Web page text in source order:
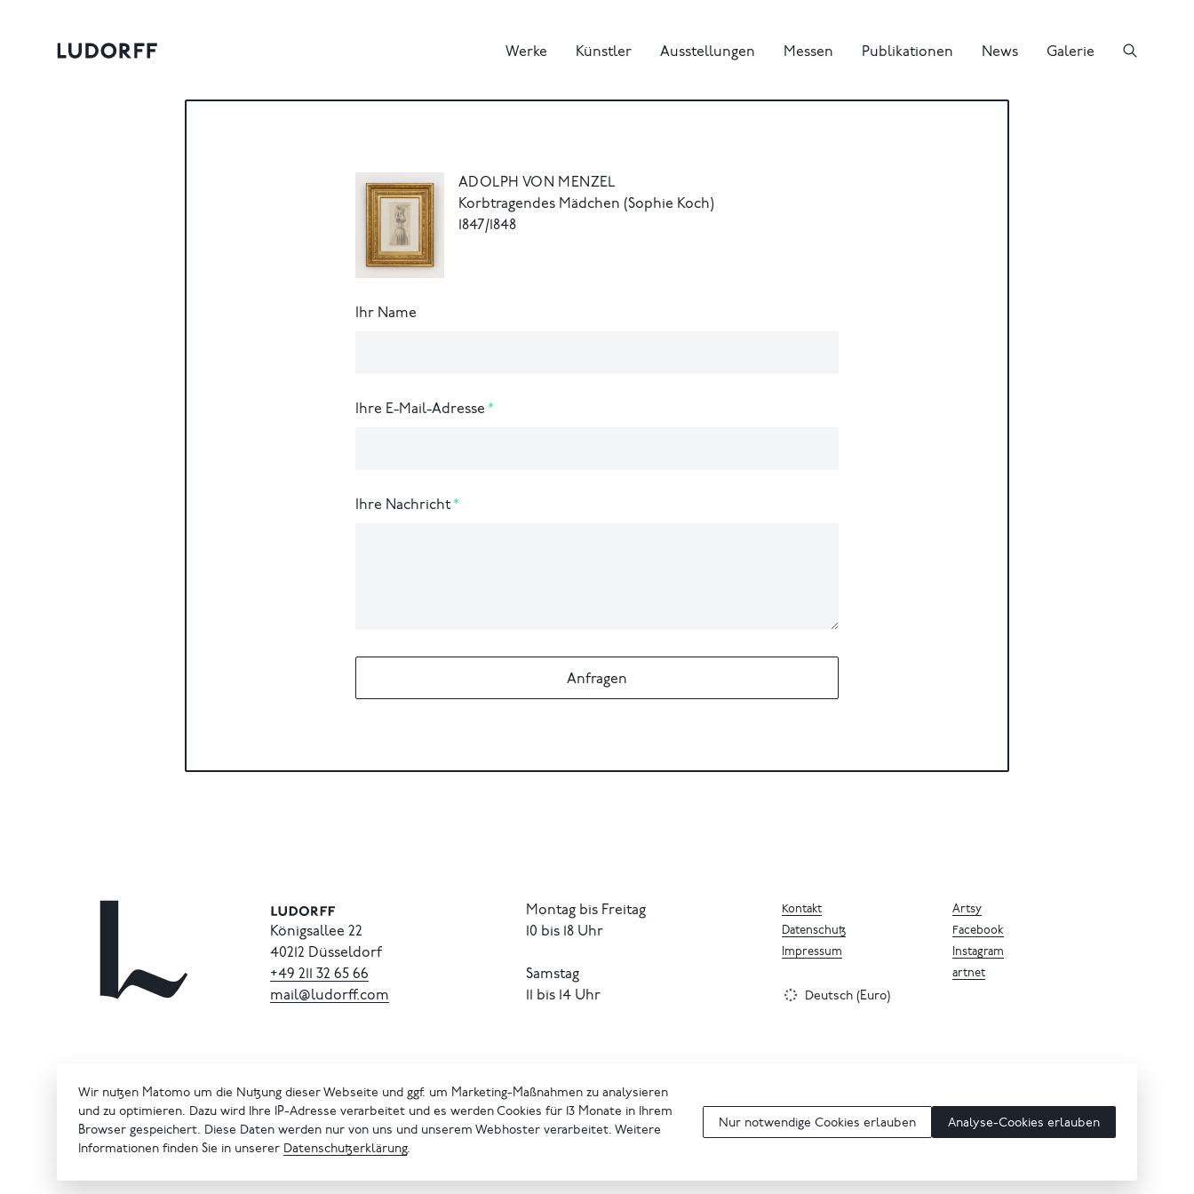
Werke Künstler Ausstellungen Messen Publikationen News Galerie
ADOLPH VON MENZEL
Korbtragendes Mädchen (Sophie Koch)
1847/1848
Ihr Name
Ihre E-Mail-Adresse
Ihre Nachricht
Anfragen
Königsallee 22
40212 Düsseldorf
+49 211 32 65 66
mail@ludorff.com
Montag bis Freitag
10 bis 18 Uhr
Samstag
11 bis 14 Uhr
Artsy
Facebook
Instagram
artnet
Kontakt
Datenschutz
Impressum
Deutsch (Euro)
Wir nutzen Matomo um die Nutzung dieser Webseite und ggf. um Marketing-Maßnahmen zu analysieren
und zu optimieren. Dazu wird Ihre IP-Adresse verarbeitet und es werden Cookies für 13 Monate in Ihrem
Browser gespeichert. Diese Daten werden nur von uns und unserem Webhoster verarbeitet. Weitere
Informationen finden Sie in unserer Datenschutzerklärung.
Nur notwendige Cookies erlauben Analyse-Cookies erlauben